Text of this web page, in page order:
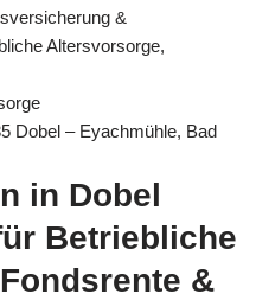
&
Altersvorsorge,
Dobel – Eyachmühle, Bad
in Dobel
Betriebliche
&